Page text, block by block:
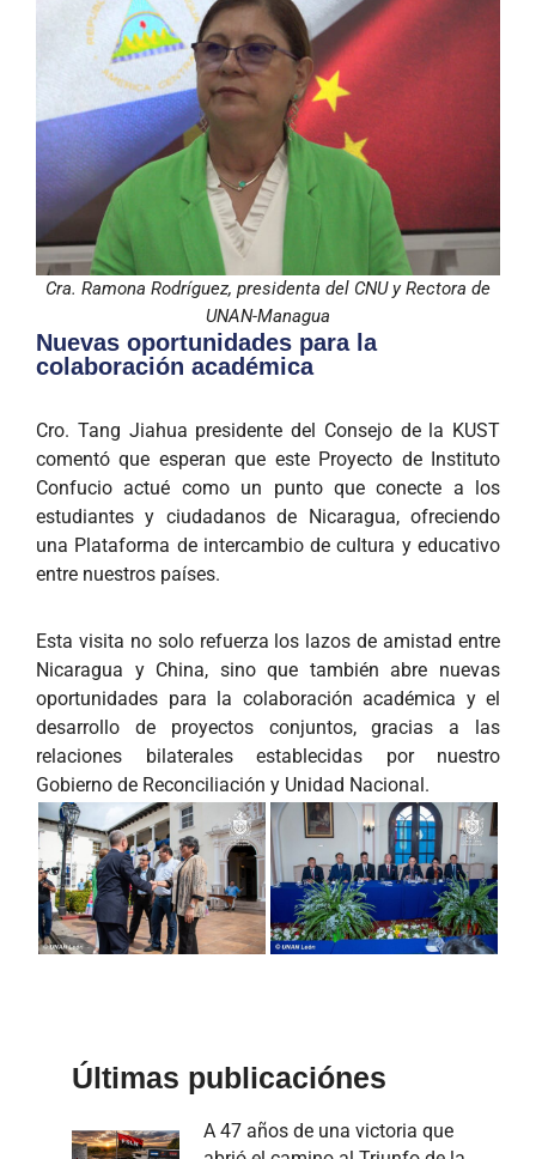
Cra. Ramona Rodríguez, presidenta del CNU y Rectora de
UNAN-Managua
Nuevas oportunidades para la
colaboración académica
Cro. Tang Jiahua presidente del Consejo de la KUST
comentó que esperan que este Proyecto de Instituto
Confucio actué como un punto que conecte a los
estudiantes y ciudadanos de Nicaragua, ofreciendo
una Plataforma de intercambio de cultura y educativo
entre nuestros países.
Esta visita no solo refuerza los lazos de amistad entre
Nicaragua y China, sino que también abre nuevas
oportunidades para la colaboración académica y el
desarrollo de proyectos conjuntos, gracias a las
relaciones bilaterales establecidas por nuestro
Gobierno de Reconciliación y Unidad Nacional.
Últimas publicaciónes
A 47 años de una victoria que